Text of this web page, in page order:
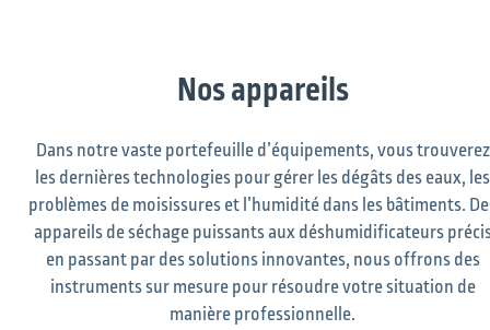
Nos appareils
Dans notre vaste portefeuille d’équipements, vous trouverez
les dernières technologies pour gérer les dégâts des eaux, les
problèmes de moisissures et l’humidité dans les bâtiments.
appareils de séchage puissants aux déshumidificateurs
en passant par des solutions innovantes, nous offrons des
instruments sur mesure pour résoudre votre situation de
manière professionnelle.